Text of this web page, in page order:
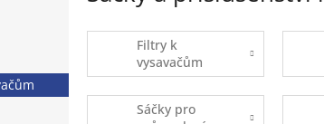
Filtry k
vysavačům
Sáčky pro